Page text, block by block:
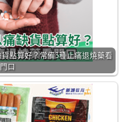
點算好？常備3種止痛退燒藥看
門口